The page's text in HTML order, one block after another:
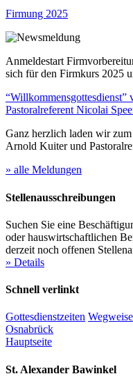
Firmung 2025
Anmeldestart
sich für den Firmkurs 2025
Pastoralreferent Nicolai
Ganz herzlich laden wir
Arnold Kuiter und
» alle Meldungen
Stellenausschreibungen
Suchen Sie eine
oder hauswirtschaftlichen
derzeit noch offenen
» Details
Schnell verlinkt
Gottesdienstzeiten
Osnabrück
Hauptseite
St. Alexander Bawinkel